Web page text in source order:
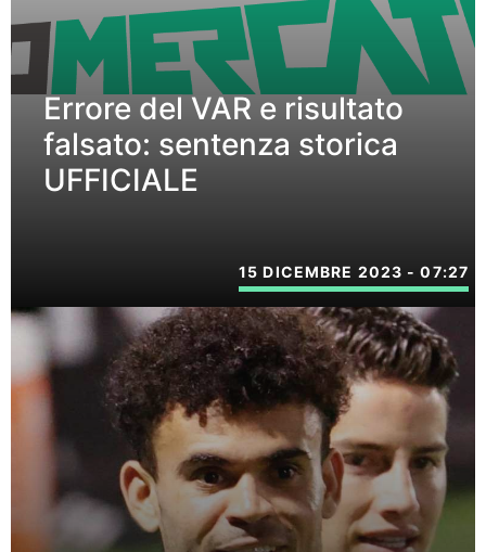
Errore del VAR e risultato
falsato: sentenza storica
UFFICIALE
15 DICEMBRE 2023 - 07:27